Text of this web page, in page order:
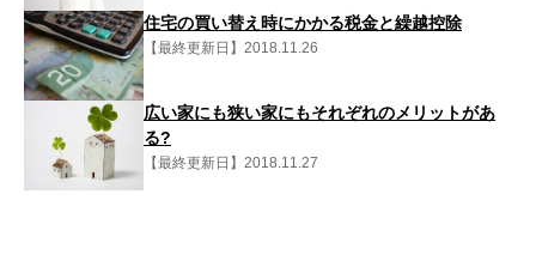
住宅の買い替え時にかかる税金と繰越控除
【最終更新日】2018.11.26
広い家にも狭い家にもそれぞれのメリットがあ
る?
【最終更新日】2018.11.27